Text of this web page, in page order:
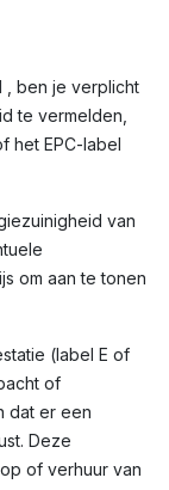
, ben je verplicht
te vermelden,
het EPC-label
van
om aan te tonen
(label E of
of
dat er een
Deze
of verhuur van